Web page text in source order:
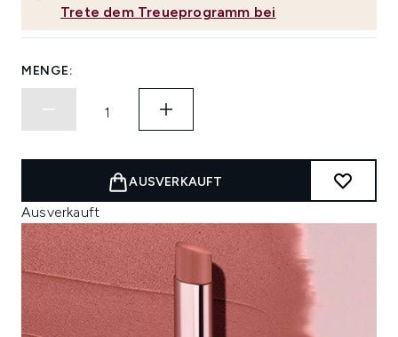
Trete dem Treueprogramm bei
MENGE:
AUSVERKAUFT
Ausverkauft